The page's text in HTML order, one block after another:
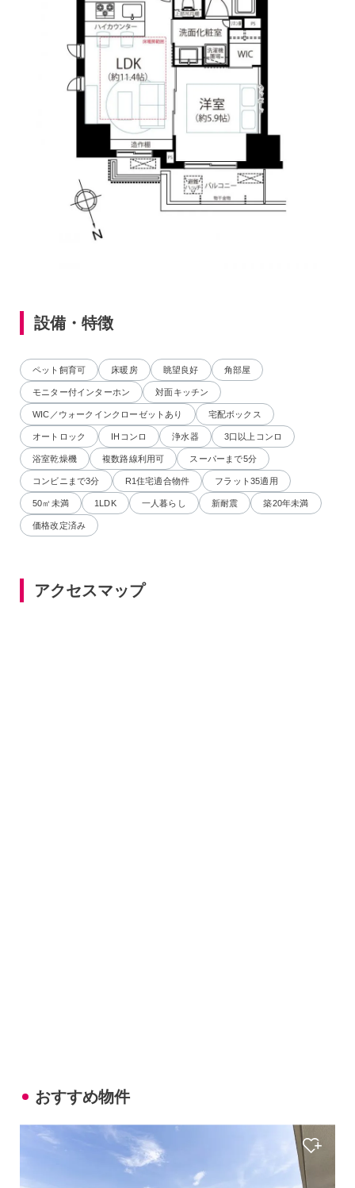
設備・特徴
ペット飼育可 床暖房 眺望良好 角部屋
モニター付インターホン 対面キッチン
WIC／ウォークインクローゼットあり 宅配ボックス
オートロック IHコンロ 浄水器 3口以上コンロ
浴室乾燥機 複数路線利用可 スーパーまで5分
コンビニまで3分 R1住宅適合物件 フラット35適用
50㎡未満 1LDK 一人暮らし 新耐震 築20年未満
価格改定済み
アクセスマップ
おすすめ物件